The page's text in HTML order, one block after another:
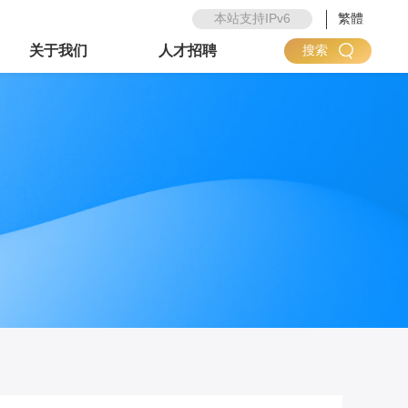
本站支持IPv6 繁體
关于我们 人才招聘 搜索